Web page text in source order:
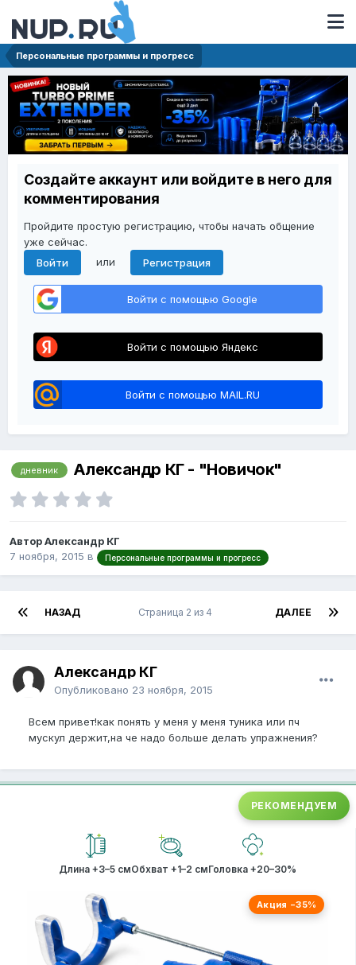
Персональные программы и прогресс
Создайте аккаунт или войдите в него для
комментирования
Пройдите простую регистрацию, чтобы начать общение
уже сейчас.
Войти
или Регистрация
Войти с помощью Google
Войти с помощью Яндекс
Войти с помощью MAIL.RU
дневник Александр КГ - "Новичок"
Автор Александр КГ
7 ноября, 2015 в Персональные программы и прогресс
НАЗАД ДАЛЕЕ
Страница 2 из 4
Александр КГ
Опубликовано 23 ноября, 2015
Всем привет!как понять у меня у меня туника или пч
мускул держит,на че надо больше делать упражнения?
РЕКОМЕНДУЕМ
Длина +3–5 смОбхват +1–2 смГоловка +20–30%
Акция −35%